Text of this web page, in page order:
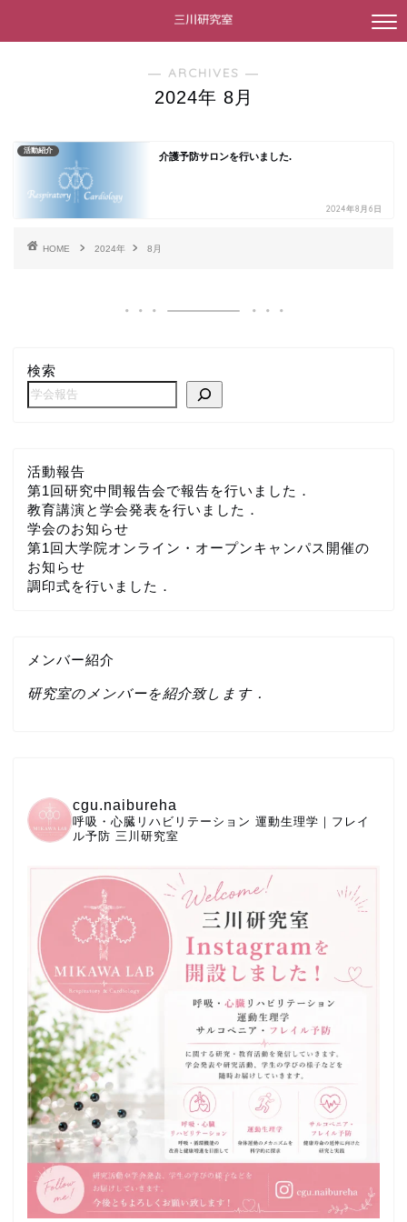
― ARCHIVES ―
2024年 8月
活動紹介
介護予防サロンを行いました.
2024年8月6日
HOME 2024年 8月
検索
活動報告
第1回研究中間報告会で報告を行いました．
教育講演と学会発表を行いました．
学会のお知らせ
第1回大学院オンライン・オープンキャンパス開催の
お知らせ
調印式を行いました．
メンバー紹介
研究室のメンバーを紹介致します．
cgu.naibureha
呼吸・心臓リハビリテーション 運動生理学｜フレイ
ル予防 三川研究室